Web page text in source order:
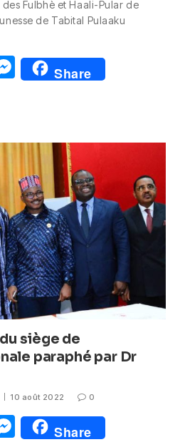
e
g
er
Fulbhè et Haali-Pular de
de Tabital Pulaaku
M
e
e
n
g
er
Share
siège de
paraphé par Dr
10 août 2022 0
M
Share